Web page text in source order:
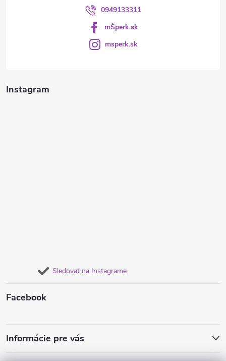
Instagram
Sledovať na Instagrame
0949133311
mŠperk.sk
msperk.sk
Facebook
Informácie pre vás